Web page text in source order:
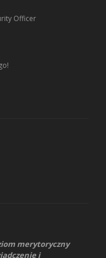
Officer
merytoryczny
i